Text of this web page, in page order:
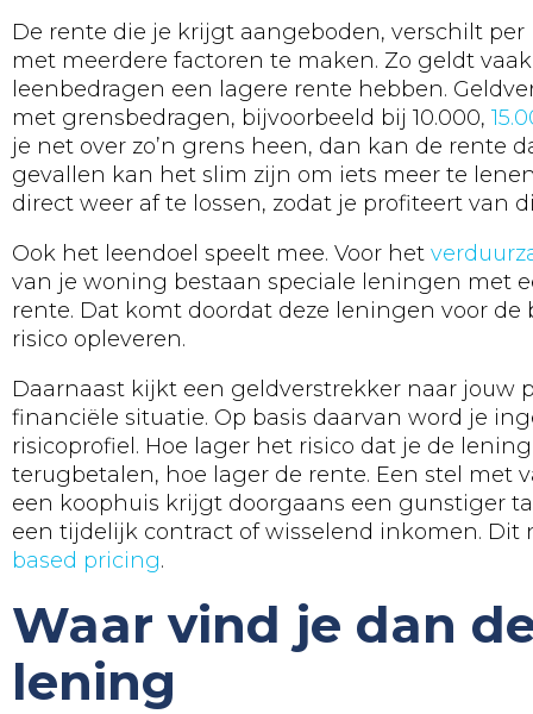
De rente die je krijgt aangeboden, verschilt per
met meerdere factoren te maken. Zo geldt
leenbedragen een lagere rente hebben.
met grensbedragen, bijvoorbeeld bij 10.000,
je net over zo’n grens heen, dan kan de rente
gevallen kan het slim zijn om iets meer te
direct weer af te lossen, zodat je profiteert van
Ook het leendoel speelt mee. Voor het
van je woning bestaan speciale leningen met
rente. Dat komt doordat deze leningen voor de
risico opleveren.
Daarnaast kijkt een geldverstrekker naar jouw
financiële situatie. Op basis daarvan word je
risicoprofiel. Hoe lager het risico dat je de
terugbetalen, hoe lager de rente. Een stel met
een koophuis krijgt doorgaans een gunstiger
een tijdelijk contract of wisselend inkomen.
based pricing.
Waar vind je dan
lening